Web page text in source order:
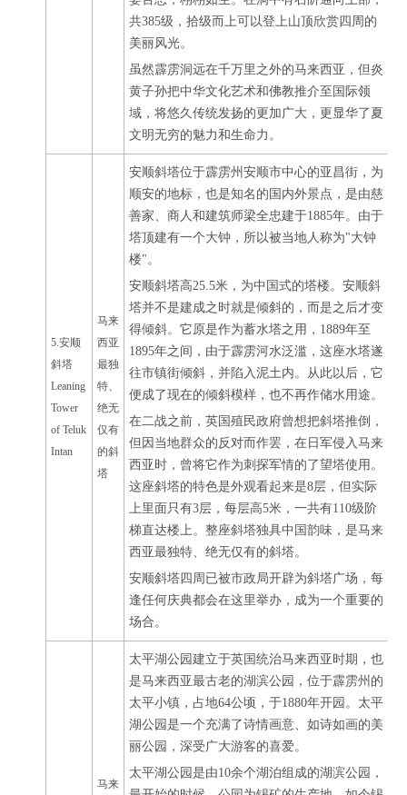
共385级，拾级而上可以登上山顶欣赏四周的
美丽风光。
虽然霹雳洞远在千万里之外的马来西亚，但炎
黄子孙把中华文化艺术和佛教推介至国际领
域，将悠久传统发扬的更加广大，更显华了夏
文明无穷的魅力和生命力。
5.安顺
斜塔
Leaning
Tower
of Teluk
Intan
马来
西亚
最独
特、
绝无
仅有
的斜
塔
安顺斜塔位于霹雳州安顺市中心的亚昌街，为
顺安的地标，也是知名的国内外景点，是由慈
善家、商人和建筑师梁全忠建于1885年。由于
塔顶建有一个大钟，所以被当地人称为"大钟
楼"。
安顺斜塔高25.5米，为中国式的塔楼。安顺斜
塔并不是建成之时就是倾斜的，而是之后才变
得倾斜。它原是作为蓄水塔之用，1889年至
1895年之间，由于霹雳河水泛滥，这座水塔遂
往市镇街倾斜，并陷入泥土内。从此以后，它
便成了现在的倾斜模样，也不再作储水用途。
在二战之前，英国殖民政府曾想把斜塔推倒，
但因当地群众的反对而作罢，在日军侵入马来
西亚时，曾将它作为刺探军情的了望塔使用。
这座斜塔的特色是外观看起来是8层，但实际
上里面只有3层，每层高5米，一共有110级阶
梯直达楼上。整座斜塔独具中国韵味，是马来
西亚最独特、绝无仅有的斜塔。
安顺斜塔四周已被市政局开辟为斜塔广场，每
逢任何庆典都会在这里举办，成为一个重要的
场合。
马来
太平湖公园建立于英国统治马来西亚时期，也
是马来西亚最古老的湖滨公园，位于霹雳州的
太平小镇，占地64公顷，于1880年开园。太平
湖公园是一个充满了诗情画意、如诗如画的美
丽公园，深受广大游客的喜爱。
太平湖公园是由10余个湖泊组成的湖滨公园，